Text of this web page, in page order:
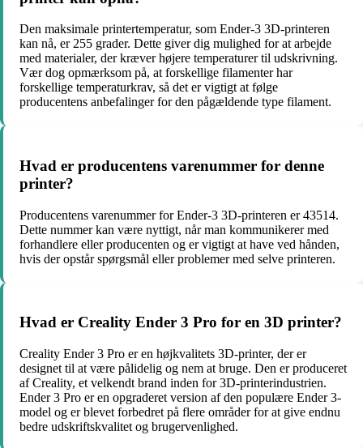
Den maksimale printertemperatur, som Ender-3 3D-printeren
kan nå, er 255 grader. Dette giver dig mulighed for at arbejde
med materialer, der kræver højere temperaturer til udskrivning.
Vær dog opmærksom på, at forskellige filamenter har
forskellige temperaturkrav, så det er vigtigt at følge
producentens anbefalinger for den pågældende type filament.
Hvad er producentens varenummer for denne
printer?
Producentens varenummer for Ender-3 3D-printeren er 43514.
Dette nummer kan være nyttigt, når man kommunikerer med
forhandlere eller producenten og er vigtigt at have ved hånden,
hvis der opstår spørgsmål eller problemer med selve printeren.
Hvad er Creality Ender 3 Pro for en 3D printer?
Creality Ender 3 Pro er en højkvalitets 3D-printer, der er
designet til at være pålidelig og nem at bruge. Den er produceret
af Creality, et velkendt brand inden for 3D-printerindustrien.
Ender 3 Pro er en opgraderet version af den populære Ender 3-
model og er blevet forbedret på flere områder for at give endnu
bedre udskriftskvalitet og brugervenlighed.